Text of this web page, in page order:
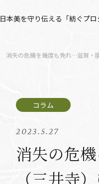
日本美を守り伝える「紡ぐプ
消失の危機を幾度も免れ…滋賀・
2023.5.27
消失の危
（三井寺